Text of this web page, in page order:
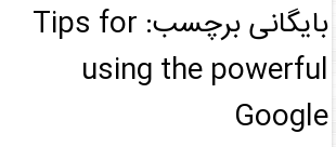
بایگانی برچسب: Tips for
using the powerful
Google